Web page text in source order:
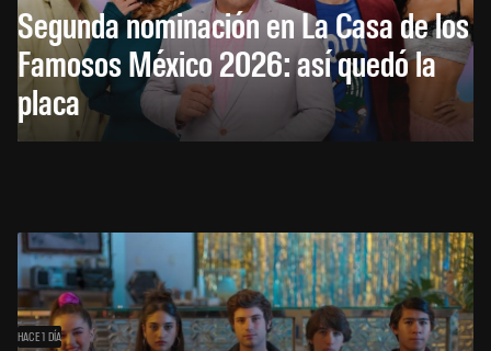
Segunda nominación en La Casa de los
Famosos México 2026: así quedó la
placa
HACE 1 DÍA